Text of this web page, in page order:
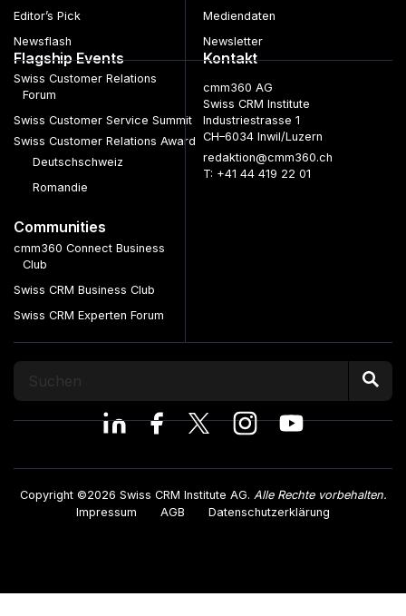
Editor’s Pick
Newsflash
Mediendaten
Newsletter
Flagship Events
Swiss Customer Relations
Forum
Swiss Customer Service Summit
Swiss Customer Relations Award
Deutschschweiz
Romandie
Communities
cmm360 Connect Business
Club
Swiss CRM Business Club
Swiss CRM Experten Forum
Kontakt
cmm360 AG
Swiss CRM Institute
Industriestrasse 1
CH–6034 Inwil/Luzern
redaktion@cmm360.ch
T: +41 44 419 22 01
Copyright ©2026 Swiss CRM Institute AG. Alle Rechte vorbehalten.
Impressum
AGB Datenschutzerklärung